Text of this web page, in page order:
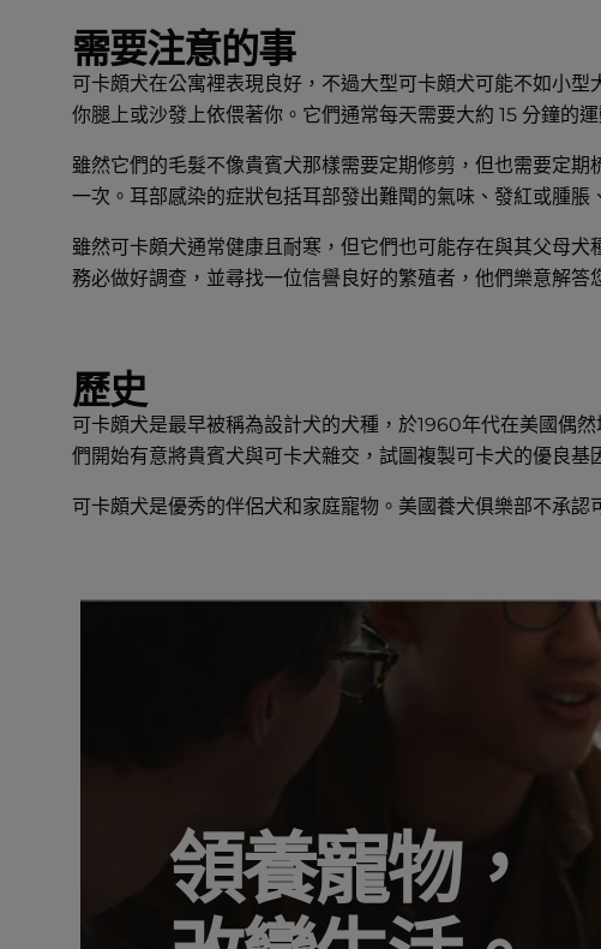
需要注意的事
可卡頗犬在公寓裡表現良好，不過大型可卡頗犬可能不如小
你腿上或沙發上依偎著你。它們通常每天需要大約 15 分鐘的
雖然它們的毛髮不像貴賓犬那樣需要定期修剪，但也需要定
一次。耳部感染的症狀包括耳部發出難聞的氣味、發紅或腫脹
雖然可卡頗犬通常健康且耐寒，但它們也可能存在與其父母
務必做好調查，並尋找一位信譽良好的繁殖者，他們樂意解
歷史
可卡頗犬是最早被稱為設計犬的犬種，於1960年代在美國偶
們開始有意將貴賓犬與可卡犬雜交，試圖複製可卡犬的優良基
可卡頗犬是優秀的伴侶犬和家庭寵物。美國養犬俱樂部不承
領養寵物，